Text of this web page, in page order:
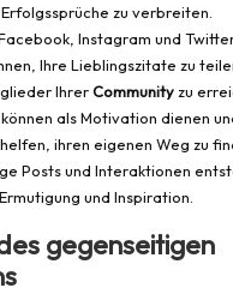
zu verbreiten.
Instagram und
Ihre Lieblingszitate zu
IhrerCommunity zu
als Motivation dienen
ihren eigenen Weg zu
Posts und Interaktionen
und Inspiration.
gegenseitigen